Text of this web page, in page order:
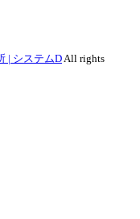
| システムDAll rights